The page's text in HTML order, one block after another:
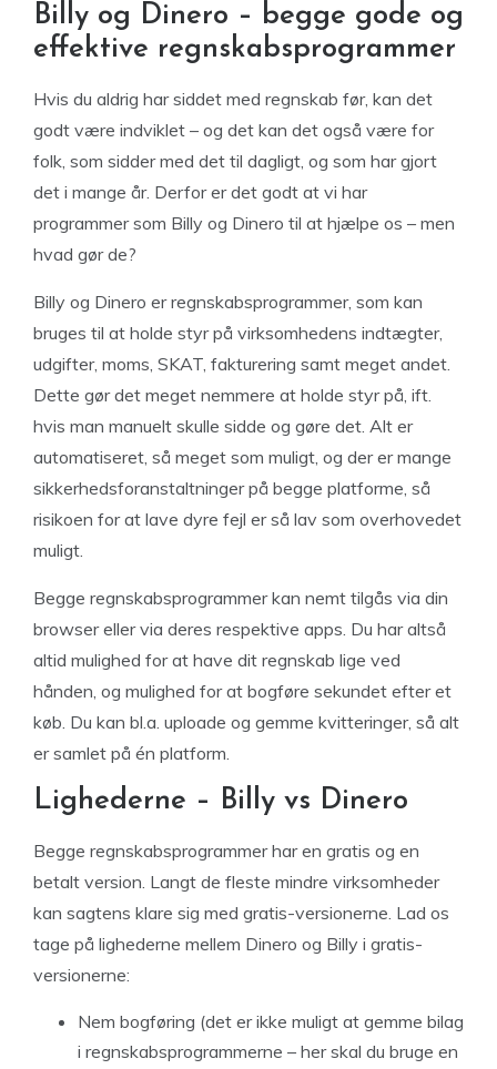
Billy og Dinero – begge gode og
effektive regnskabsprogrammer
Hvis du aldrig har siddet med regnskab før, kan det
godt være indviklet – og det kan det også være for
folk, som sidder med det til dagligt, og som har gjort
det i mange år. Derfor er det godt at vi har
programmer som Billy og Dinero til at hjælpe os – men
hvad gør de?
Billy og Dinero er regnskabsprogrammer, som kan
bruges til at holde styr på virksomhedens indtægter,
udgifter, moms, SKAT, fakturering samt meget andet.
Dette gør det meget nemmere at holde styr på, ift.
hvis man manuelt skulle sidde og gøre det. Alt er
automatiseret, så meget som muligt, og der er mange
sikkerhedsforanstaltninger på begge platforme, så
risikoen for at lave dyre fejl er så lav som overhovedet
muligt.
Begge regnskabsprogrammer kan nemt tilgås via din
browser eller via deres respektive apps. Du har altså
altid mulighed for at have dit regnskab lige ved
hånden, og mulighed for at bogføre sekundet efter et
køb. Du kan bl.a. uploade og gemme kvitteringer, så alt
er samlet på én platform.
Lighederne – Billy vs Dinero
Begge regnskabsprogrammer har en gratis og en
betalt version. Langt de fleste mindre virksomheder
kan sagtens klare sig med gratis-versionerne. Lad os
tage på lighederne mellem Dinero og Billy i gratis-
versionerne:
Nem bogføring (det er ikke muligt at gemme bilag
i regnskabsprogrammerne – her skal du bruge en